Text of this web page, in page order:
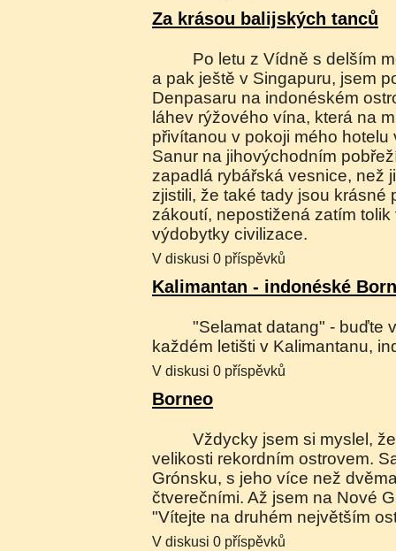
Za krásou balijských tanců
Po letu z Vídně s delším mezipřistáním v Kataru
a pak ještě v Singapuru, jsem
Denpasaru na indonéském
láhev rýžového vína, která na
přivítanou v pokoji mého hotelu
Sanur na jihovýchodním
zapadlá rybářská vesnice, než
zjistili, že také tady jsou krásné
zákoutí, nepostižená zatím
výdobytky civilizace.
V diskusi 0 příspěvků
Kalimantan - indonéské
"Selamat datang" - buďte vítáni" - uvidíte na
každém letišti v Kalimantanu,
V diskusi 0 příspěvků
Borneo
Vždycky jsem si myslel, že Borneo je podle
velikosti rekordním ostrovem.
Grónsku, s jeho více než
čtverečními. Až jsem na Nové
"Vítejte na druhém největším
V diskusi 0 příspěvků